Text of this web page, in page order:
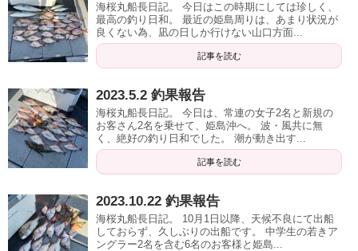
海桜丸船長日記。 今日はこの時期にしては珍しく、
最高の釣り日和。 最近の姫島周りは、あまり状況が
良くない為、凪の日しか行けない山口方面...
記事を読む
2023.5.2 釣果報告
海桜丸船長日記。 今日は、常連の女子2名と新規の
お客さん2名を乗せて、姫島沖へ。 波・風共に無
く、絶好の釣り日和でした。 潮が動き出す...
記事を読む
2023.10.22 釣果報告
海桜丸船長日記。 10月1日以降、天候不良にて出船
しておらず、久しぶりの出船です。 中学生の若きア
ングラー2名を含む6名のお客様と姫島...